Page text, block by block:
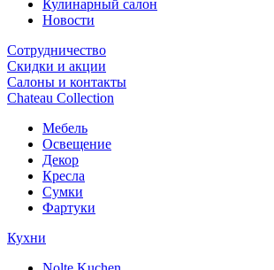
Кулинарный салон
Новости
Сотрудничество
Скидки и акции
Салоны и контакты
Chateau Collection
Мебель
Освещение
Декор
Кресла
Сумки
Фартуки
Кухни